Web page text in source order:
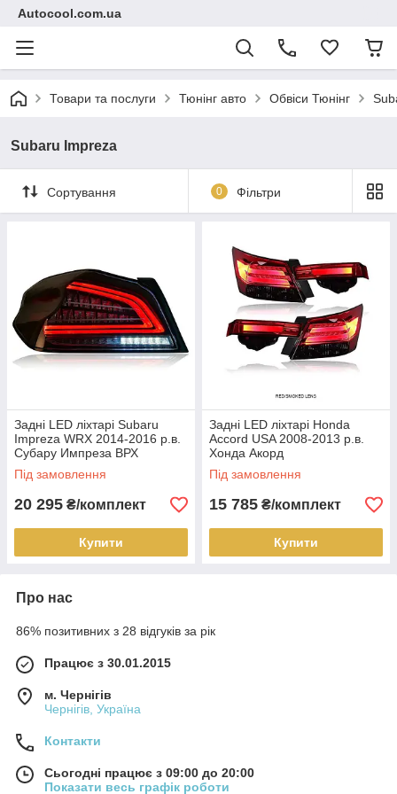
Autocool.com.ua
Товари та послуги Тюнінг авто Обвіси Тюнінг
Subaru Impreza
Сортування 0 Фільтри
Задні LED ліхтарі Subaru
Impreza WRX 2014-2016 р.в.
Субару Импреза ВРХ
Під замовлення
20 295 ₴/комплект
Купити
Задні LED ліхтарі Honda
Accord USA 2008-2013 р.в.
Хонда Акорд
Під замовлення
15 785 ₴/комплект
Купити
Про нас
86% позитивних з 28 відгуків за рік
Працює з 30.01.2015
м. Чернігів
Чернігів, Україна
Контакти
Сьогодні працює з 09:00 до 20:00
Показати весь графік роботи